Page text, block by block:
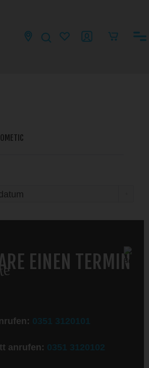
EINEN TERMIN
0351 3120101
anrufen: 0351 3120102